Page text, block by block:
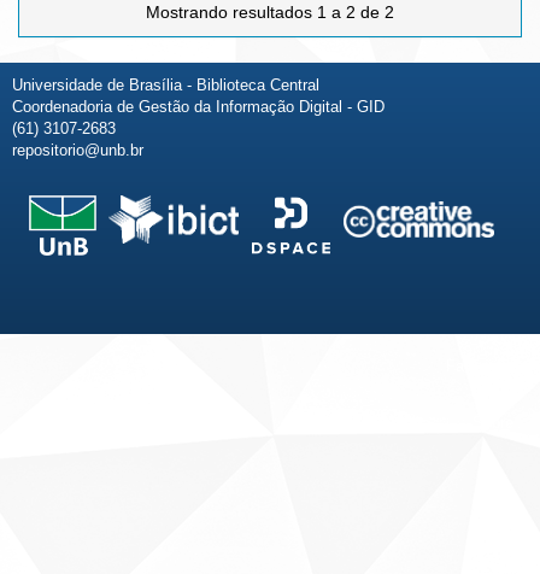
Mostrando resultados 1 a 2 de 2
Universidade de Brasília - Biblioteca Central
Coordenadoria de Gestão da Informação Digital - GID
(61) 3107-2683
repositorio@unb.br